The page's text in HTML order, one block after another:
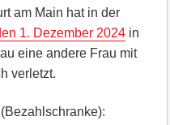
am Main hat in der
1. Dezember 2024in
eine andere Frau mit
verletzt.
(Bezahlschranke):